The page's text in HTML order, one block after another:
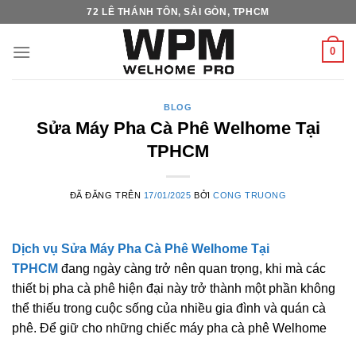
nội
72 LÊ THÁNH TÔN, SÀI GÒN, TPHCM
0
BLOG
Sửa Máy Pha Cà Phê Welhome Tại
TPHCM
ĐÃ ĐĂNG TRÊN 17/01/2025 BỞICONG TRUONG
Dịch vụ Sửa Máy Pha Cà Phê Welhome Tại
TPHCM đang ngày càng trở nên quan trọng, khi mà các
thiết bị pha cà phê hiện đại này trở thành một phần không
thể thiếu trong cuộc sống của nhiều gia đình và quán cà
phê. Để giữ cho những chiếc máy pha cà phê Welhome